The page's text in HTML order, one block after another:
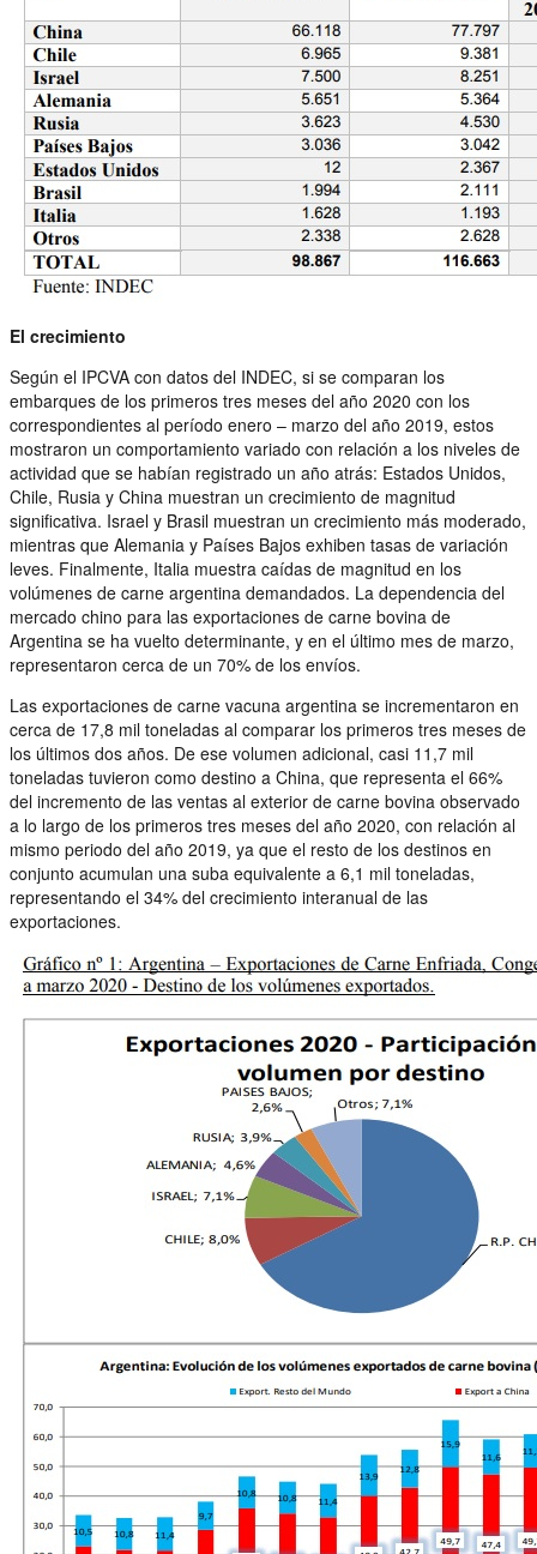
El crecimiento
Según el IPCVA con datos del INDEC, si se comparan los
embarques de los primeros tres meses del año 2020 con los
correspondientes al período enero – marzo del año 2019, estos
mostraron un comportamiento variado con relación a los niveles de
actividad que se habían registrado un año atrás: Estados Unidos,
Chile, Rusia y China muestran un crecimiento de magnitud
significativa. Israel y Brasil muestran un crecimiento más moderado,
mientras que Alemania y Países Bajos exhiben tasas de variación
leves. Finalmente, Italia muestra caídas de magnitud en los
volúmenes de carne argentina demandados. La dependencia del
mercado chino para las exportaciones de carne bovina de
Argentina se ha vuelto determinante, y en el último mes de marzo,
representaron cerca de un 70% de los envíos.
Las exportaciones de carne vacuna argentina se incrementaron en
cerca de 17,8 mil toneladas al comparar los primeros tres meses de
los últimos dos años. De ese volumen adicional, casi 11,7 mil
toneladas tuvieron como destino a China, que representa el 66%
del incremento de las ventas al exterior de carne bovina observado
a lo largo de los primeros tres meses del año 2020, con relación al
mismo periodo del año 2019, ya que el resto de los destinos en
conjunto acumulan una suba equivalente a 6,1 mil toneladas,
representando el 34% del crecimiento interanual de las
exportaciones.